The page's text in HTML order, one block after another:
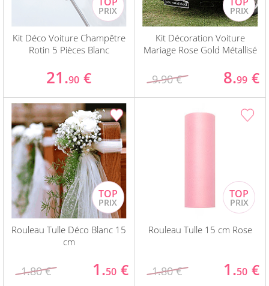
Kit Déco Voiture Champêtre
Rotin 5 Pièces Blanc
21.90 €
Kit Décoration Voiture
Mariage Rose Gold Métallisé
9.90 € 8.99 €
Rouleau Tulle Déco Blanc 15
cm
1.80 € 1.50 €
Rouleau Tulle 15 cm Rose
1.80 € 1.50 €